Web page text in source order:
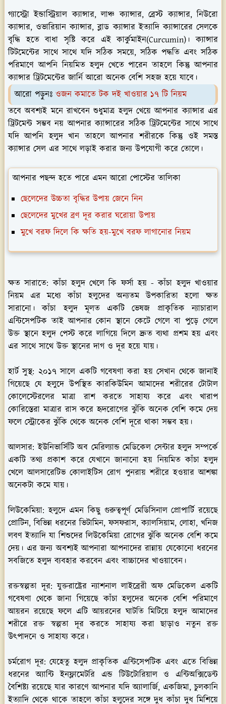
গ্যাস্ট্রো ইন্ডাস্ট্রিয়াল ক্যান্সার, লাঞ্চ ক্যান্সার, ব্রেস্ট ক্যান্সার, নিউরো
ক্যান্সার, ওভারিয়ান ক্যান্সার, ব্লাড ক্যান্সার ইত্যাদি ক্যান্সারের সেলকে
বৃদ্ধি হতে বাধা সৃষ্টি করে এই কার্কুমাইন(Curcumin)। ক্যান্সার
টিটমেন্টের সাথে সাথে যদি সঠিক সময়ে, সঠিক পদ্ধতি এবং সঠিক
পরিমাণে আপনি নিয়মিত হলুদ খেতে পারেন তাহলে কিন্তু আপনার
ক্যান্সার ট্রিটমেন্টের জার্নি আরো অনেক বেশি সহজ হয়ে যাবে।
আরো পড়ুনঃ ওজন কমাতে টক দই খাওয়ার ১৭ টি নিয়ম
তবে অবশ্যই মনে রাখবেন শুধুমাত্র হলুদ খেয়ে আপনার ক্যান্সার এর
ট্রিটমেন্ট সম্ভব নয় আপনার ক্যান্সারের সঠিক ট্রিটমেন্টের সাথে সাথে
যদি আপনি হলুদ খান তাহলে আপনার শরীরকে কিন্তু ওই সমস্ত
ক্যান্সার সেল এর সাথে লড়াই করার জন্য উপযোগী করে তোলে।
আপনার পছন্দ হতে পারে এমন আরো পোস্টের তালিকা
ছেলেদের উচ্চতা বৃদ্ধির উপায় জেনে নিন
ছেলেদের মুখের ব্রণ দূর করার ঘরোয়া উপায়
মুখে বরফ দিলে কি ক্ষতি হয়-মুখে বরফ লাগানোর নিয়ম
ক্ষত সারাতে: কাঁচা হলুদ খেলে কি ফর্সা হয় - কাঁচা হলুদ খাওয়ার
নিয়ম এর মধ্যে কাঁচা হলুদের অন্যতম উপকারিতা হলো ক্ষত
সারানো। কাঁচা হলুদ মূলত একটি ভেষজ প্রাকৃতিক ন্যাচারাল
এন্টিসেপটিক তাই আপনার কোন স্থানে কেটে গেলে বা পুড়ে গেলে
উক্ত স্থানে হলুদ পেস্ট করে লাগিয়ে দিলে দ্রুত ব্যথা প্রশম হয় এবং
এর সাথে সাথে উক্ত স্থানের দাগ ও দূর হয়ে যায়।
হার্ট সুস্থ: ২০১৭ সালে একটি গবেষণা করা হয় সেখান থেকে জানাই
গিয়েছে যে হলুদে উপস্থিত কারকিউমিন আমাদের শরীরের টোটাল
কোলেস্টেরলের মাত্রা রাশ করতে সাহায্য করে এবং খারাপ
কোরিস্তেরা মাত্রার রাস করে হৃদরোগের ঝুঁকি অনেক বেশি কমে দেয়
ফলে স্ট্রোকের ঝুঁকি থেকে অনেক বেশি দূরে থাকা সম্ভব হয়।
আলসার: ইউনিভার্সিটি অব মেরিল্যান্ড মেডিকেল সেন্টার হলুদ সম্পর্কে
একটি তথ্য প্রকাশ করে যেখানে জানানো হয় নিয়মিত কাঁচা হলুদ
খেলে আলসারেটিভ কোলাইটিস রোগ পুনরায় শরীরে হওয়ার আশঙ্কা
অনেকটা কমে যায়।
লিউকেমিয়া: হলুদে এমন কিছু গুরুত্বপূর্ণ মেডিসিনাল প্রোপার্টি রয়েছে
প্রোটিন, বিভিন্ন ধরনের ভিটামিন, ফসফরাস, ক্যালসিয়াম, লোহা, খনিজ
লবণ ইত্যাদি যা শিশুদের লিউকেমিয়া রোগের ঝুঁকি অনেক বেশি কমে
দেয়। এর জন্য অবশ্যই আপনারা আপনাদের রান্নায় যেকোনো ধরনের
সবজিতে হলুদ ব্যবহার করবেন এবং বাচ্চাদের খাওয়াবেন।
রক্তস্বল্পতা দূর: যুক্তরাষ্ট্রের ন্যাশনাল লাইব্রেরী অফ মেডিকেল একটি
গবেষণা থেকে জানা গিয়েছে কাঁচা হলুদের অনেক বেশি পরিমাণে
আয়রন রয়েছে ফলে এটি আয়রনের ঘাটতি মিটিয়ে হলুদ আমাদের
শরীরে রক্ত স্বল্পতা দূর করতে সাহায্য করা ছাড়াও নতুন রক্ত
উৎপাদনে ও সাহায্য করে।
চর্মরোগ দূর: যেহেতু হলুদ প্রাকৃতিক এন্টিসেপটিক এবং এতে বিভিন্ন
ধরনের অ্যান্টি ইনফ্লামেটরি এন্ড টিউটোরিয়াল ও এন্টিঅক্সিডেন্ট
বৈশিষ্ট্য রয়েছে যার কারণে আপনার যদি অ্যালার্জি, একজিমা, চুলকানি
ইত্যাদি থেকে থাকে তাহলে কাঁচা হলুদের সঙ্গে দুধ কাঁচা দুধ মিশিয়ে